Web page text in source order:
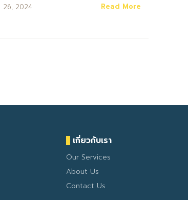
26, 2024 Read More
เกี่ยวกับเรา
Our Services
About Us
Contact Us